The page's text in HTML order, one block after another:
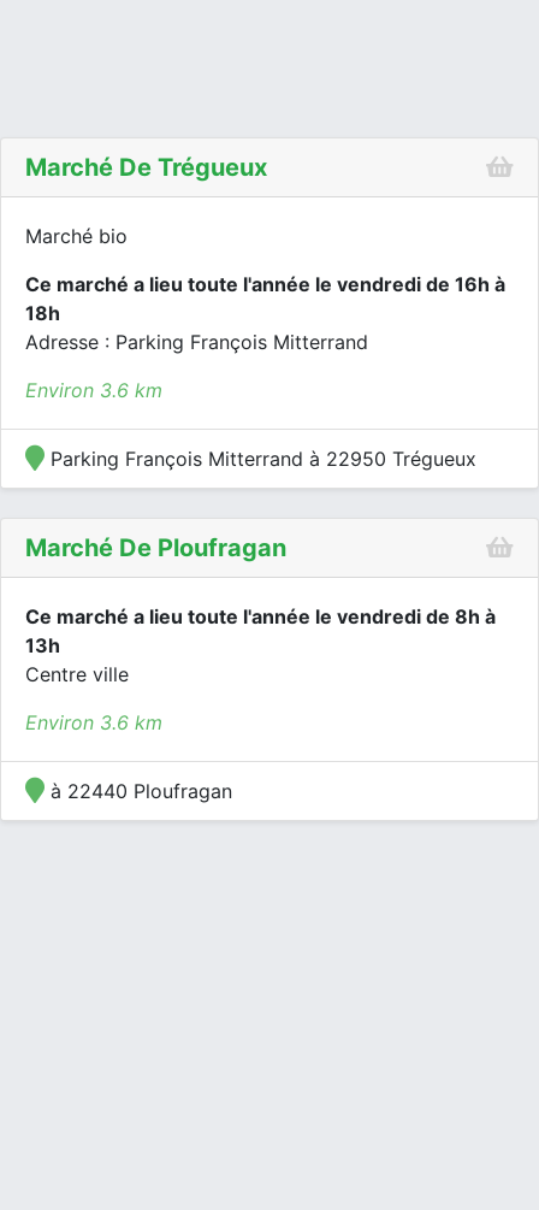
Marché De Trégueux
Marché bio
Ce marché a lieu toute l'année le vendredi de 16h à
18h
Adresse : Parking François Mitterrand
Environ 3.6 km
Parking François Mitterrand à 22950 Trégueux
Marché De Ploufragan
Ce marché a lieu toute l'année le vendredi de 8h à
13h
Centre ville
Environ 3.6 km
à 22440 Ploufragan